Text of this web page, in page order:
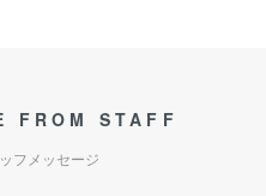
FROM STAFF
フメッセージ